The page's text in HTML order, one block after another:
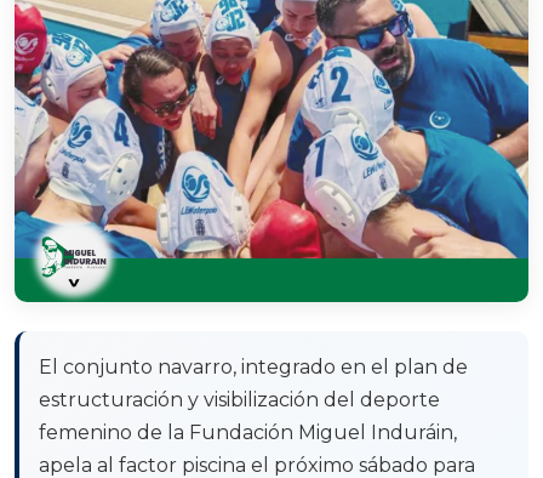
El conjunto navarro, integrado en el plan de
estructuración y visibilización del deporte
femenino de la Fundación Miguel Induráin,
apela al factor piscina el próximo sábado para